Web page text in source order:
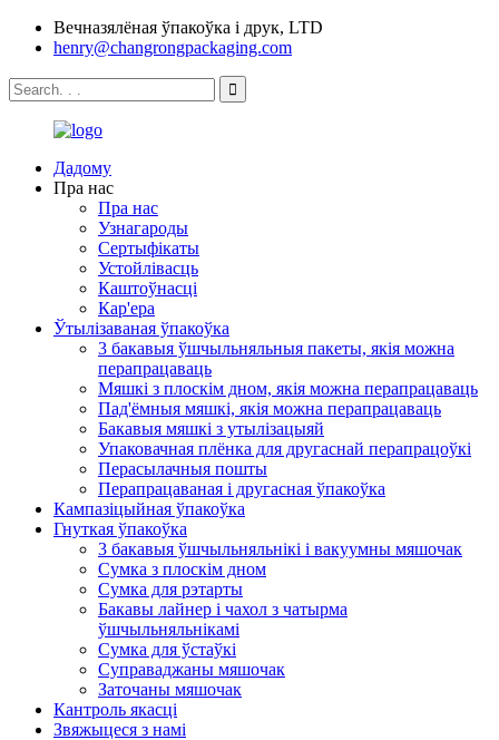
Вечназялёная ўпакоўка і друк, LTD
henry@changrongpackaging.com
Дадому
Пра нас
Пра нас
Узнагароды
Сертыфікаты
Устойлівасць
Каштоўнасці
Кар'ера
Ўтылізаваная ўпакоўка
3 бакавыя ўшчыльняльныя пакеты, якія можна
перапрацаваць
Мяшкі з плоскім дном, якія можна перапрацаваць
Пад'ёмныя мяшкі, якія можна перапрацаваць
Бакавыя мяшкі з утылізацыяй
Упаковачная плёнка для другаснай перапрацоўкі
Перасылачныя пошты
Перапрацаваная і другасная ўпакоўка
Кампазіцыйная ўпакоўка
Гнуткая ўпакоўка
3 бакавыя ўшчыльняльнікі і вакуумны мяшочак
Сумка з плоскім дном
Сумка для рэтарты
Бакавы лайнер і чахол з чатырма
ўшчыльняльнікамі
Сумка для ўстаўкі
Суправаджаны мяшочак
Заточаны мяшочак
Кантроль якасці
Звяжыцеся з намі